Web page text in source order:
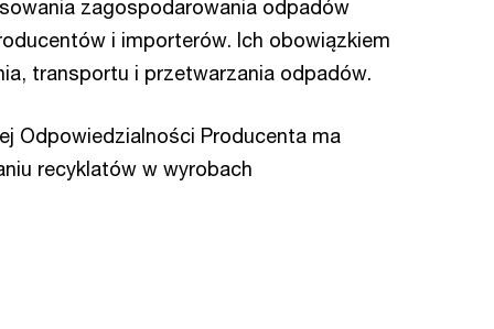
zagospodarowania odpadów
i importerów. Ich obowiązkiem
transportu i przetwarzania odpadów.
Odpowiedzialności Producenta ma
recyklatów w wyrobach